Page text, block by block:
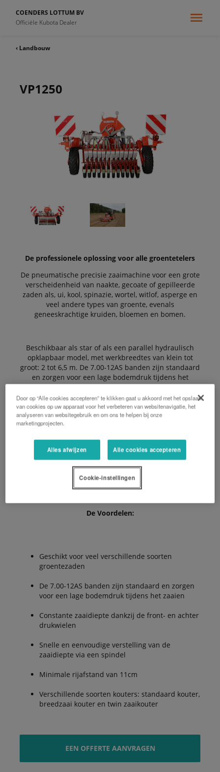
COENDERS LOTTUM BV
Officiële Kubota Dealer
‹ Landbouw
VP1250
De professionele oplossing voor alle groentetelers
De pneumatische precisie zaaimachine voor een grote
verscheidenheid van naakte, gecoate of gepilleerde
zaden als, ui, kool, spinazie, wortel, witlof, asperge en
veel andere types van groente, evenals
geneeskrachtige kruiden, bloemen en bomen.
Beschikbaar als star of als een parallel hydraulisch
opklapbaar model, met werkbreedtes van klein tot
groot: 2 tot 6,5 m. De 7.00-12AS banden zijn standaard
en zorgen voor een lage bodemdruk tijdens het
zaaien. De wielen zijn achter de werkbalk geplaatst
om de gewichtsverdeling te optimaliseren.
De standaard tandwielkast, gemonteerd aan het einde
van het frame, is voorzien van een automatische
kettingspanner, voorzien voor standaard zaai-
afstanden van 0,9 tot 43,4 cm. De tandwielen kunnen
worden vervangen zonder dat hiervoor gereedschap
nodig is.
De Voordelen:
Geschikt voor veel verschillende soorten
groentezaden
De 7.00-12AS banden zijn standaard en zorgen
voor een lage bodemdruk tijdens het zaaien
Constante zaaidiepte dankzij de front- en achter
drukwielen
Snelle en eenvoudige verstelling van de
zaaidiepte via een spindel
Minimale rijafstand van 11cm
Verschillende soorten kouters: standaard kouter,
breedzaai kouter en twin zaaikouter
EEN OFFERTE AANVRAGEN
Door op “Alle cookies accepteren” te klikken gaat u akkoord met het opslaan
van cookies op uw apparaat voor het verbeteren van websitenavigatie, het
analyseren van websitegebruik en om ons te helpen bij onze
marketingprojecten.
Alles afwijzen Alle cookies accepteren
Cookie-instellingen